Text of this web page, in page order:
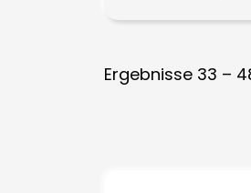
Ergebnisse 33 –